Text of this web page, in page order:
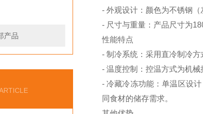
产品
- 外观设计：颜色为不锈钢
- 尺寸与重量：产品尺寸为
性能特点
- 制冷系统：采用直冷制冷
- 温度控制：控温方式为机械
- 冷藏冷冻功能：单温区设
同食材的储存需求。